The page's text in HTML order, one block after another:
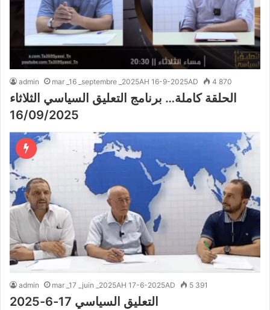
admin mar _16 _septembre _2025AH 16-9-2025AD 4 870
الحلقة كاملة… برنامج التعليق السياسي الثلاثاء
16/09/2025
admin mar _17 _juin _2025AH 17-6-2025AD 5 391
التعليق السياسي 17-6-2025